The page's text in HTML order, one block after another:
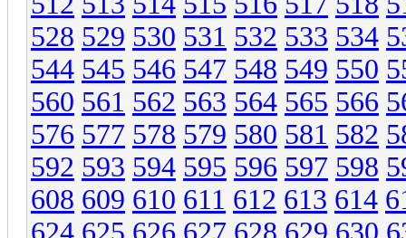
528 529 530 531 532 533 534
544 545 546 547 548 549 550
560 561 562 563 564 565 566
576 577 578 579 580 581 582
592 593 594 595 596 597 598
608 609 610 611 612 613 614